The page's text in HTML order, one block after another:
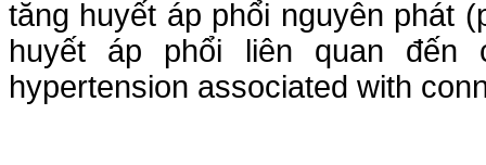
tăng huyết áp phổi nguyên phát
huyết áp phổi liên quan đến
hypertension associated with